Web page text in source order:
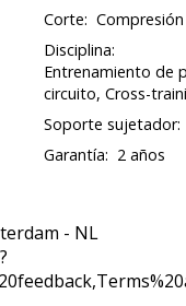
Corte: Compresión
Disciplina:
Entrenamiento de
circuito, Cross-
Soporte sujetador:
Garantía: 2 años
- NL